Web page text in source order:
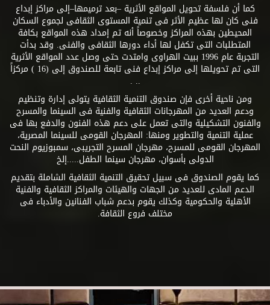
كما أن فلسفة تحويل المواقع الأثرية –بعد ترميمها–إلى مراكز إبداع
فنى كان لها عظيم الأثر فى تنمية المستوى الثقافى لجموع السكان
المحيطين بهذه المراكز وخصوصاً أنه تم إمداد هذه المواقع بكافة
المتطلبات التى تكفل لها أداء دورها الثقافى والفنى. وقد بدأت
التجربة عام 1996 ببيت الهراوى وامتدت حتى وصل عدد المواقع الأثرية
التى تم تحويلها إلى مراكز إبداع فنى تابعة للصندوق إلى (16 ) مركزاً
.. .
ومن ناحية أخرى فإن صندوق التنمية الثقافية يتولى إدارة وتنظيم
ودعم العديد من المهرجانات الثقافية والفنية فى السينما والمسرح
والفنون التشكيلية والتى تعمل على دعم هذه الفنون والدفع بها فى
عملية التنمية والتطوير ومنها: المهرجان القومى للسينما المصرية،
المهرجان القومى للمسرح، مهرجان المسرح التجريبى، سمبوزيوم النحت
الدولى بأسوان، مهرجان سينما الطفل.....إلخ
كما يقوم الصندوق فى سبيل تحقيق التنمية الثقافية الشاملة بتقديم
الدعم المادى للعديد من الجهات والهيئات والمراكز الثقافية والفنية
الأهلية والحكومية وكذلك يقوم بدعم شباب الفنانين والأدباء فى
مختلف فروع الثقافة.